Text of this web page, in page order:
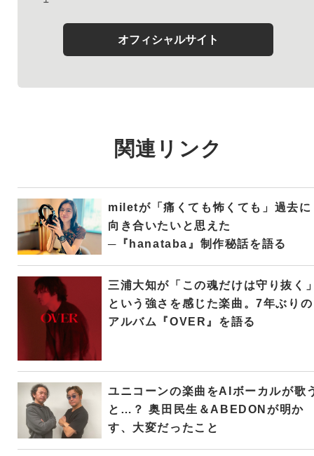
オフィシャルサイト
関連リンク
miletが「痛くても怖くても」過去に
向き合いたいと思えた
─『hanataba』制作秘話を語る
三浦大知が「この魂だけは守り抜く
という強さを感じた楽曲。7年ぶりの
アルバム『OVER』を語る
ユニコーンの楽曲をAIボーカルが歌
と…？ 奥田民生＆ABEDONが明か
す、大変だったこと